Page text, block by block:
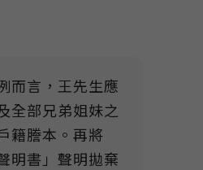
而言，王先生應
全部兄弟姐妹之
籍謄本。再將
明書」聲明拋棄